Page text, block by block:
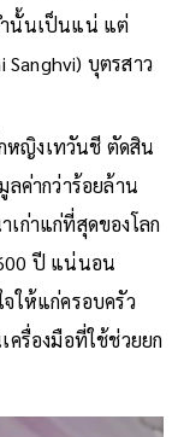
ำนั้นเป็นแน่ แต่
Sanghvi) บุตรสาว
หญิงเทวันชี ตัดสิน
ลค่ากว่าร้อยล้าน
ก่าแก่ที่สุดของโลก
ปี แน่นอน
ให้แก่ครอบครัว
ครื่องมือที่ใช้ช่วยยก